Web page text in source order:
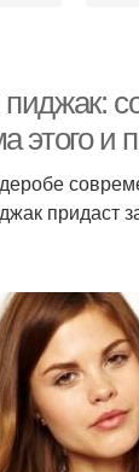
этого и
придаст